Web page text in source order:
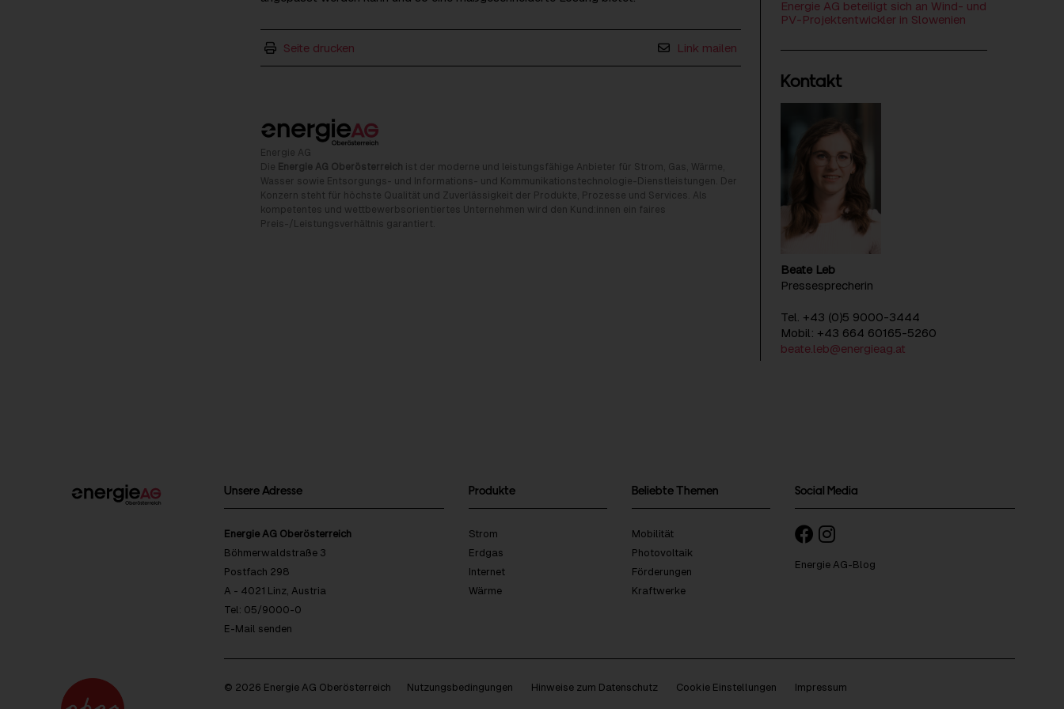
Seite drucken Link mailen
Energie AG
Die Energie AG Oberösterreich ist der moderne und leistungsfähige Anbieter für Strom, Gas, Wärme,
Wasser sowie Entsorgungs- und Informations- und Kommunikationstechnologie-Dienstleistungen. Der
Konzern steht für höchste Qualität und Zuverlässigkeit der Produkte, Prozesse und Services. Als
kompetentes und wettbewerbsorientiertes Unternehmen wird den Kund:innen ein faires
Preis-/Leistungsverhältnis garantiert.
Energie AG beteiligt sich an Wind- und
PV-Projektentwickler in Slowenien
Kontakt
Beate Leb
Pressesprecherin
Tel. +43 (0)5 9000-3444
Mobil: +43 664 60165-5260
beate.leb@energieag.at
Unsere Adresse
Energie AG Oberösterreich
Böhmerwaldstraße 3
Postfach 298
A - 4021 Linz, Austria
Tel: 05/9000-0
E-Mail senden
Produkte
Strom
Erdgas
Internet
Wärme
Beliebte Themen
Mobilität
Photovoltaik
Förderungen
Kraftwerke
Social Media
Energie AG-Blog
© 2026 Energie AG Oberösterreich Nutzungsbedingungen Hinweise zum Datenschutz Cookie Einstellungen Impressum